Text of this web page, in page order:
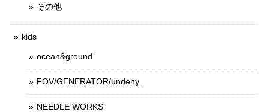
その他
kids
ocean&ground
FOV/GENERATOR/undeny.
NEEDLE WORKS